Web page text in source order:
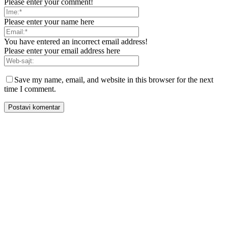
Please enter your comment!
Please enter your name here
You have entered an incorrect email address!
Please enter your email address here
Save my name, email, and website in this browser for the next
time I comment.